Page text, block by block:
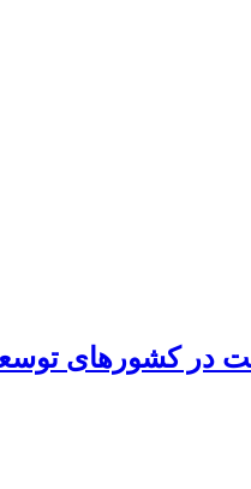
در کشورهای